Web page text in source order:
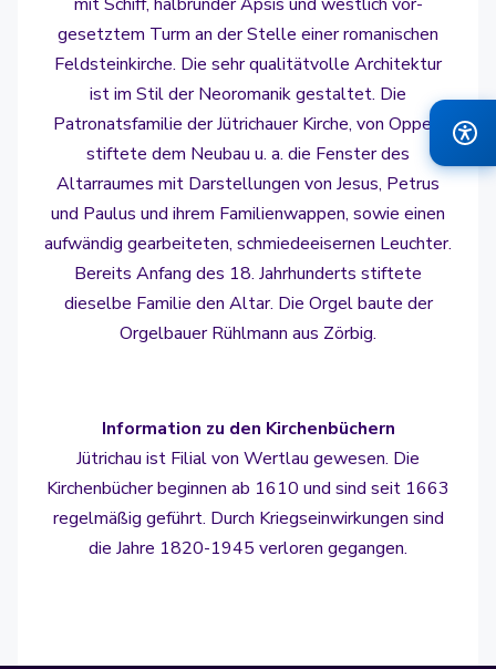
gesetztem Turm an der Stelle einer romanischen
Feldsteinkirche. Die sehr qualitätvolle Architektur
ist im Stil der Neoromanik gestaltet. Die
Patronatsfamilie der Jütrichauer Kirche, von Oppen,
stiftete dem Neubau u. a. die Fenster des
Altarraumes mit Darstellungen von Jesus, Petrus
und Paulus und ihrem Familienwappen, sowie einen
aufwändig gearbeiteten, schmiedeeisernen Leuchter.
Bereits Anfang des 18. Jahrhunderts stiftete
dieselbe Familie den Altar. Die Orgel baute der
Orgelbauer Rühlmann aus Zörbig.
Information zu den Kirchenbüchern
Jütrichau ist Filial von Wertlau gewesen. Die
Kirchenbücher beginnen ab 1610 und sind seit 1663
regelmäßig geführt. Durch Kriegseinwirkungen sind
die Jahre 1820-1945 verloren gegangen.